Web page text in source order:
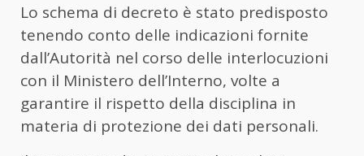
Lo schema di decreto è stato predisposto
tenendo conto delle indicazioni fornite
dall’Autorità nel corso delle interlocuzioni
con il Ministero dell’Interno, volte a
garantire il rispetto della disciplina in
materia di protezione dei dati personali.